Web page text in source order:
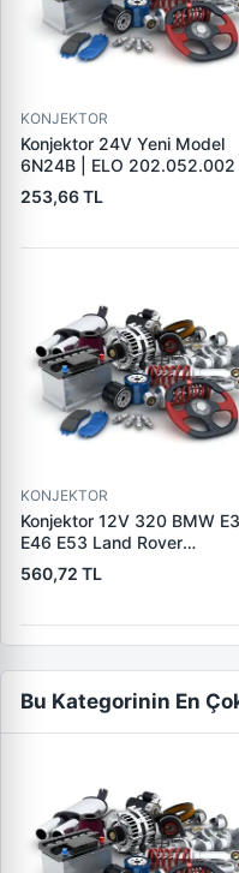
KONJEKTOR
Konjektor 24V Yeni Model
6N24B | ELO 202.052.002
OEM 9190110032
9190331303 CRE30104AS
CQ1010539 VRF110A
253,66 TL
KONJEKTOR
Konjektor 12V 320 BMW
E46 E53 Land Rover
Freelander 2.0 TD4 | YUNYI
08-033 | OEM 12317501749
560,72 TL
Bu Kategorinin En